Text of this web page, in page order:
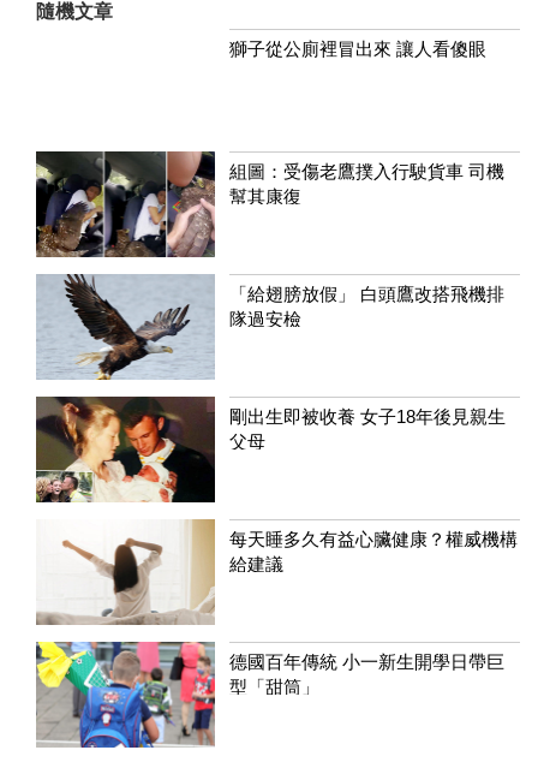
隨機文章
獅子從公廁裡冒出來 讓人看傻眼
組圖：受傷老鷹撲入行駛貨車 司機
幫其康復
「給翅膀放假」 白頭鷹改搭飛機排
隊過安檢
剛出生即被收養 女子18年後見親生
父母
每天睡多久有益心臟健康？權威機構
給建議
德國百年傳統 小一新生開學日帶巨
型「甜筒」